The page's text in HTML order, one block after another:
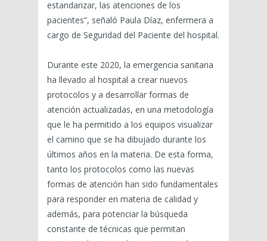
estandarizar, las atenciones de los
pacientes”, señaló Paula Díaz, enfermera a
cargo de Seguridad del Paciente del hospital.
Durante este 2020, la emergencia sanitaria
ha llevado al hospital a crear nuevos
protocolos y a desarrollar formas de
atención actualizadas, en una metodología
que le ha permitido a los equipos visualizar
el camino que se ha dibujado durante los
últimos años en la materia. De esta forma,
tanto los protocolos como las nuevas
formas de atención han sido fundamentales
para responder en materia de calidad y
además, para potenciar la búsqueda
constante de técnicas que permitan